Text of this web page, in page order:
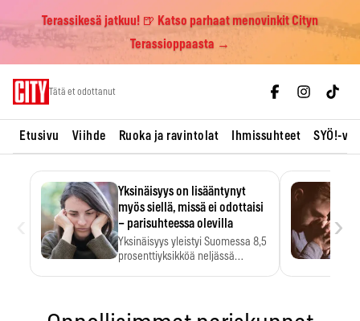
Terassikesä jatkuu! 🍺 Katso parhaat menovinkit Cityn
Terassioppaasta →
Tätä et odottanut
Etusivu Viihde Ruoka ja ravintolat Ihmissuhteet SYÖ!-
Yksinäisyys on lisääntynyt
myös siellä, missä ei odottaisi
– parisuhteessa olevilla
Yksinäisyys yleistyi Suomessa 8,5
prosenttiyksikköä neljässä
›